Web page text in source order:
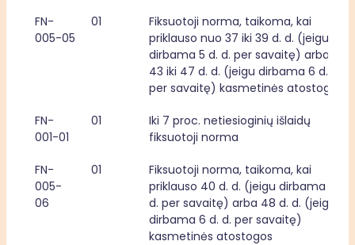
FN-
005-05
01
Fiksuotoji norma, taikoma, kai
priklauso nuo 37 iki 39 d. d. (jeigu
dirbama 5 d. d. per savaitę) arba nuo
43 iki 47 d. d. (jeigu dirbama 6 d. d.
per savaitę) kasmetinės atostogos
FN-
001-01
01
Iki 7 proc. netiesioginių išlaidų
fiksuotoji norma
FN-
005-
06
01
Fiksuotoji norma, taikoma, kai
priklauso 40 d. d. (jeigu dirbama 5 d.
d. per savaitę) arba 48 d. d. (jeigu
dirbama 6 d. d. per savaitę)
kasmetinės atostogos